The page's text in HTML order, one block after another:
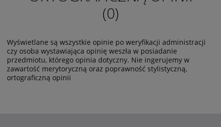
(0)
Wyświetlane są wszystkie opinie po weryfikacji administracji
czy osoba wystawiająca opinię weszła w posiadanie
przedmiotu, którego opinia dotyczny. Nie ingerujemy w
zawartość merytoryczną oraz poprawność stylistyczną,
ortograficzną opinii